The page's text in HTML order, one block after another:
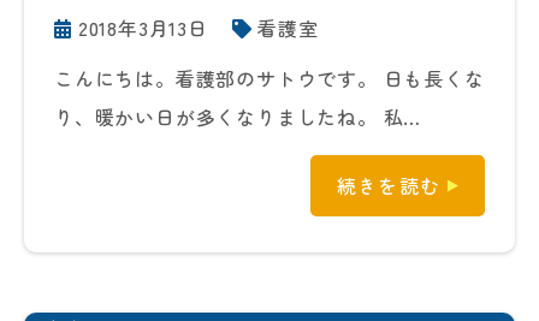
2018年3月13日
看護室
こんにちは。看護部のサトウです。 日も長くな
り、暖かい日が多くなりましたね。 私…
続きを読む